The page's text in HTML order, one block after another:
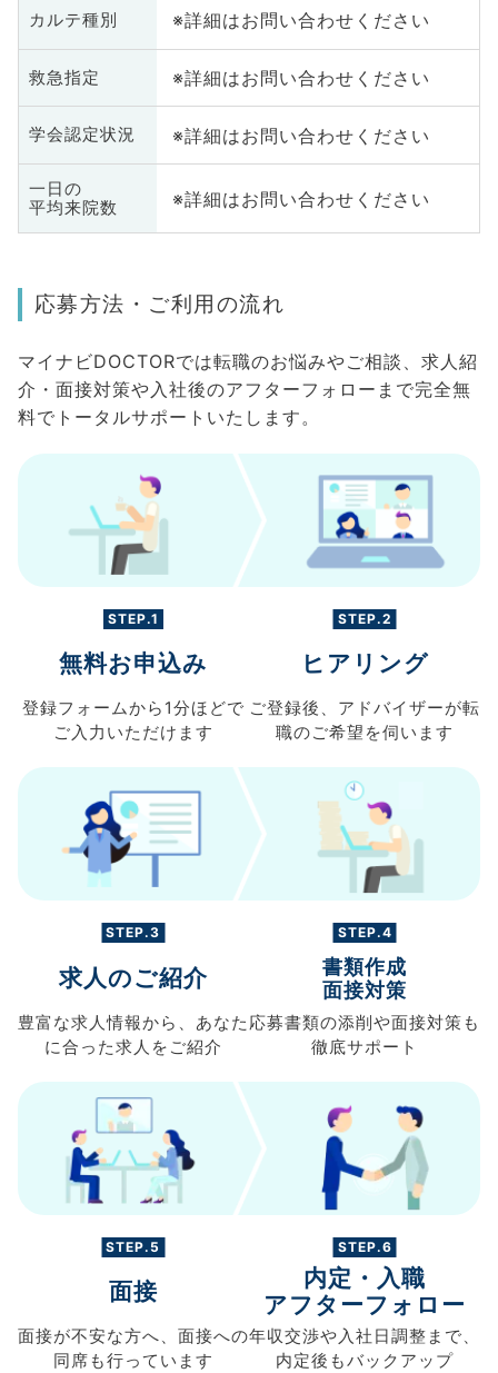
カルテ種別 ※詳細はお問い合わせください
救急指定 ※詳細はお問い合わせください
学会認定状況 ※詳細はお問い合わせください
一日の
平均来院数
※詳細はお問い合わせください
応募方法・ご利用の流れ
マイナビDOCTORでは転職のお悩みやご相談、求人紹
介・面接対策や入社後のアフターフォローまで完全無
料でトータルサポートいたします。
STEP.1
無料お申込み
登録フォームから 1分ほどで
ご入力 いただけます
STEP.2
ヒアリング
ご登録後、 アドバイザーが転
職のご希望を伺います
STEP.3
求人のご紹介
豊富な求人情報から、 あなた
に合った求人を ご紹介
STEP.4
書類作成
面接対策
応募書類の添削や面接対策も
徹底サポート
STEP.5
面接
面接が不安な方へ、 面接への
同席も行っています
STEP.6
内定・入職
アフターフォロー
年収交渉や入社日調整まで、
内定後もバックアップ